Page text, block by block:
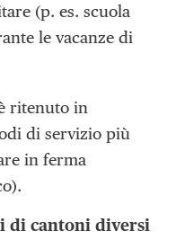
(p. es. scuola
le vacanze di
ritenuto in
di servizio più
in ferma
di cantoni diversi